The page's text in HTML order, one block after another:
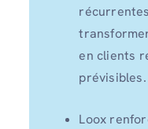
en clients
prévisibles.
Loox